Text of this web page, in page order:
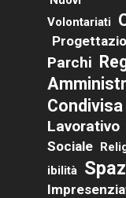
Volontariati
Parchi
Condivisa
Lavorativo
Sociale
Ibilità